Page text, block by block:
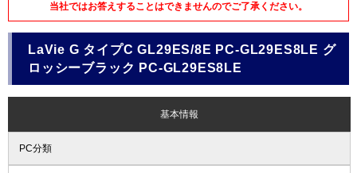
当社ではお答えすることはできませんのでご了承ください。
LaVie G タイプC GL29ES/8E PC-GL29ES8LE グ
ロッシーブラック PC-GL29ES8LE
基本情報
PC分類